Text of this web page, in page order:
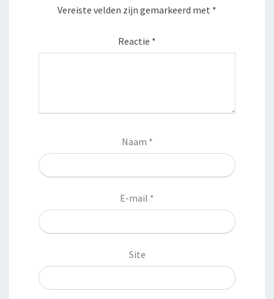
Vereiste velden zijn gemarkeerd met *
Reactie *
Naam *
E-mail *
Site